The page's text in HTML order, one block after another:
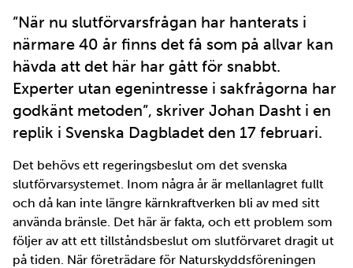
”När nu slutförvarsfrågan har hanterats i
närmare 40 år finns det få som på allvar kan
hävda att det här har gått för snabbt.
Experter utan egenintresse i sak­frågorna har
godkänt metoden”, skriver Johan Dasht i en
replik i Svenska Dagbladet den 17 februari.
Det behövs ett regeringsbeslut om det svenska
slutförvarsystemet. Inom några år är mellanlagret fullt
och då kan inte längre kärnkraftverken bli av med sitt
använda bränsle. Det här är fakta, och ett problem som
följer av att ett tillståndsbeslut om slutförvaret dragit ut
på tiden. När företrädare för Naturskyddsföreningen